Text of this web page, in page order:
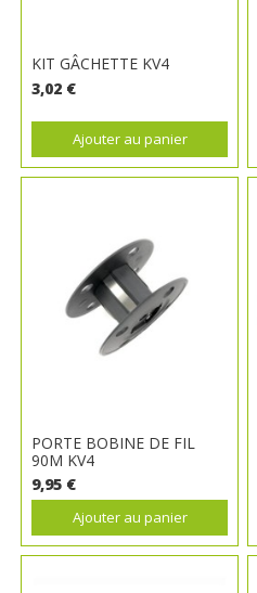
KIT GÂCHETTE KV4
3,02 €
Ajouter au panier
PORTE BOBINE DE FIL
90M KV4
9,95 €
Ajouter au panier